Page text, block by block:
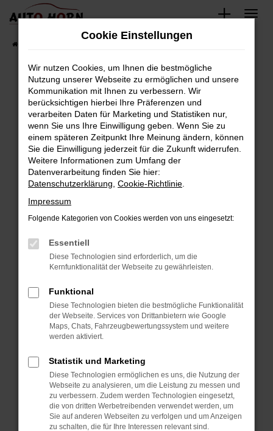
Zum
springen
Fahrzeugbestand
Fehler: Network Error
Beim Laden ist ein Fehler aufgetreten.
Hier sind ein paar Tipps, die dir helfen können:
Überprüfe deine Firewall und deine
Internetverbindung.
Laden andere Webseiten, zum Beispiel deine
Suchmaschine?
Prüfe deine Browsererweiterungen.
können das Laden bestimmter Seiten
verhindern. Funktioniert die Seite in einem
anderen Browser oder in einem privaten
Starte dein Gerät neu.
Das kann manchmal helfen, vorübergehende
Probleme zu beheben.
Betriebssystem auf dem neuesten Stand
sind.
Veraltete Software birgt nicht nur ein
Sicherheitsrisiko, sondern kann auch dazu
führen, dass bestimmte Funktionen nicht mehr
unterstützt werden.
Cookie Einstellungen
Wir nutzen Cookies, um Ihnen die bestmögliche
Nutzung unserer Webseite zu ermöglichen und unsere
Kommunikation mit Ihnen zu verbessern. Wir
berücksichtigen hierbei Ihre Präferenzen und
verarbeiten Daten für Marketing und Statistiken nur,
wenn Sie uns Ihre Einwilligung geben. Wenn Sie zu
einem späteren Zeitpunkt Ihre Meinung ändern, können
Sie die Einwilligung jederzeit für die Zukunft widerrufen.
Weitere Informationen zum Umfang der
Datenverarbeitung finden Sie hier:
Datenschutzerklärung Cookie-Richtlinie
Impressum
Folgende Kategorien von Cookies werden von uns eingesetzt:
Essentiell
Diese Technologien sind erforderlich, um die
Kernfunktionalität der Webseite zu gewährleisten.
Funktional
Diese Technologien bieten die bestmögliche Funktionalität
der Webseite. Services von Drittanbietern wie Google
Maps, Chats, Fahrzeugbewertungssystem und weitere
werden aktiviert.
Statistik und Marketing
Diese Technologien ermöglichen es uns, die Nutzung der
Webseite zu analysieren, um die Leistung zu messen und
zu verbessern. Zudem werden Technologien eingesetzt,
die von dritten Werbetreibenden verwendet werden, um
Sie auf anderen Webseiten zu verfolgen und um Anzeigen
zu schalten, die für Ihre Interessen relevant sind.